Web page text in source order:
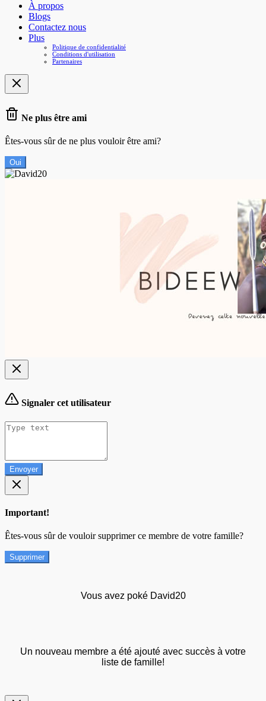
À propos
Blogs
Contactez nous
Plus
Politique de confidentialité
Conditions d'utilisation
Partenaires
Ne plus être ami
Êtes-vous sûr de ne plus vouloir être ami?
Oui
Signaler cet utilisateur
Envoyer
Important!
Êtes-vous sûr de vouloir supprimer ce membre de votre famille?
Supprimer
Vous avez poké David20
Un nouveau membre a été ajouté avec succès à votre
liste de famille!